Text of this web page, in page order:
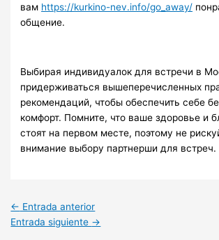
вам https://kurkino-nev.info/go_away/
общение.
Выбирая индивидуалок для встречи в
придерживаться вышеперечисленных
рекомендаций, чтобы обеспечить себе
комфорт. Помните, что ваше здоровье и
стоят на первом месте, поэтому не
внимание выбору партнерши для встреч.
← Entrada anterior
Entrada siguiente →